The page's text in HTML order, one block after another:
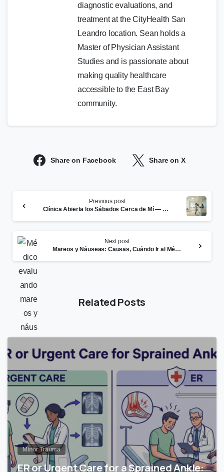
diagnostic evaluations, and
treatment at the CityHealth San
Leandro location. Sean holds a
Master of Physician Assistant
Studies and is passionate about
making quality healthcare
accessible to the East Bay
community.
Share on Facebook Share on X
Reading
Previous post
Clínica Abierta los Sábados Cerca de Mí — Sin Cita en San Leandro
Next post
Mareos y Náuseas: Causas, Cuándo Ir al Médico y Tratamiento
Related Posts
1
Minor Trauma
ER or Urgent Care for a Sprained Ankle: